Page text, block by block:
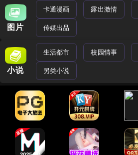
图片
卡通漫画 露出激情
传媒出品
小说
生活都市 校园情事
另类小说